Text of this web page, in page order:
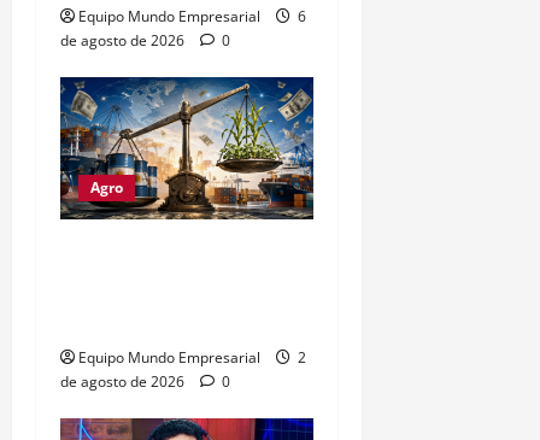
Equipo Mundo Empresarial
6
de agosto de 2026
0
Agro
Equipo Mundo Empresarial
2
de agosto de 2026
0